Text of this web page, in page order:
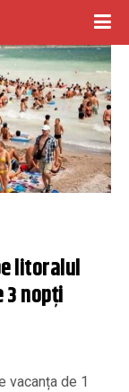
litoralul
3 nopți
vacanța de 1